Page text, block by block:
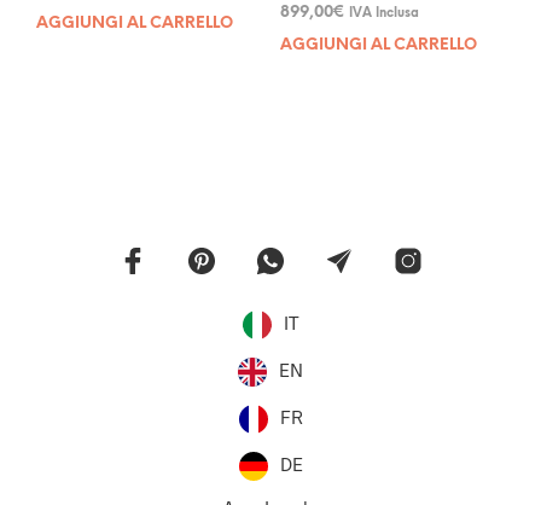
AGGIUNGI AL CARRELLO
899,00€ IVA Inclusa
AGGIUNGI AL CARRELLO
IT
EN
FR
DE